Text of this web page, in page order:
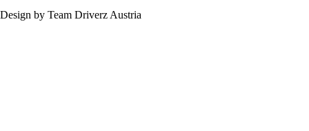
Design by Team Driverz Austria